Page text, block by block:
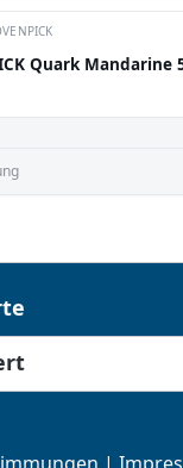
Quark Mandarine